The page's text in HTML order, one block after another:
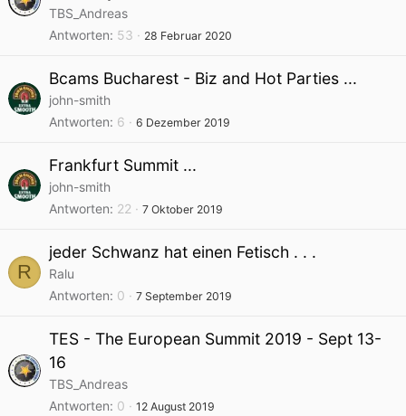
TBS_Andreas
Antworten 53 28 Februar 2020
Bcams Bucharest - Biz and Hot Parties ...
john-smith
Antworten 6 6 Dezember 2019
Frankfurt Summit ...
john-smith
Antworten 22 7 Oktober 2019
R
jeder Schwanz hat einen Fetisch . . .
Ralu
Antworten 0 7 September 2019
TES - The European Summit 2019 - Sept 13-
16
TBS_Andreas
Antworten 0 12 August 2019